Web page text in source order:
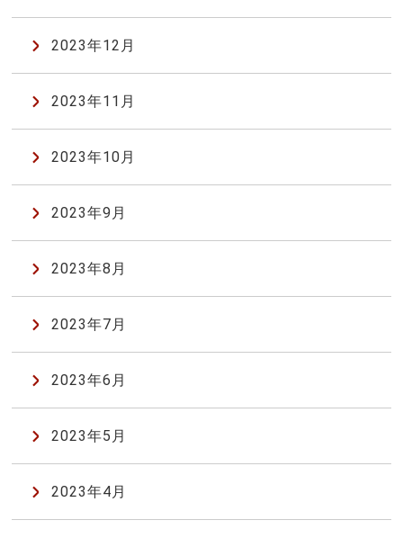
2023年12月
2023年11月
2023年10月
2023年9月
2023年8月
2023年7月
2023年6月
2023年5月
2023年4月